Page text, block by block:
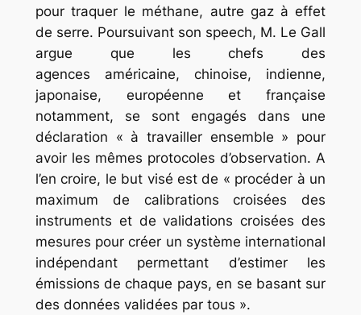
pour traquer le méthane, autre gaz à effet
de serre. Poursuivant son speech, M. Le Gall
argue que les chefs des
agences américaine, chinoise, indienne,
japonaise, européenne et française
notamment, se sont engagés dans une
déclaration « à travailler ensemble » pour
avoir les mêmes protocoles d’observation. A
l’en croire, le but visé est de « procéder à un
maximum de calibrations croisées des
instruments et de validations croisées des
mesures pour créer un système international
indépendant permettant d’estimer les
émissions de chaque pays, en se basant sur
des données validées par tous ».